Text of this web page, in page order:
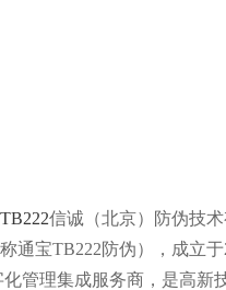
信诚（北京）防伪技术
称通宝TB222防伪），成立
管理集成服务商，是高新